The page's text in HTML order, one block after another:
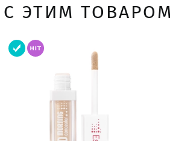
С ЭТИМ